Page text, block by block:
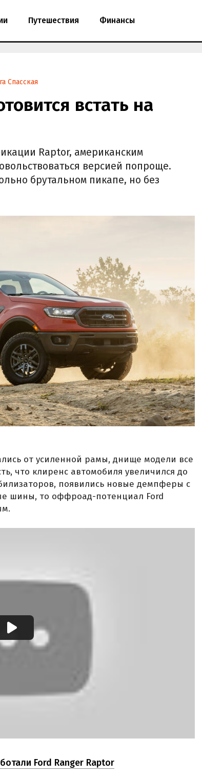
Путешествия Финансы
Спасская
встать на
Raptor, американским
версией попроще.
брутальном пикапе, но без
от усиленной рамы, днище модели все
что клиренс автомобиля увеличился до
появились новые демпферы с
шины, то оффроад-потенциал Ford
Ford Ranger Raptor